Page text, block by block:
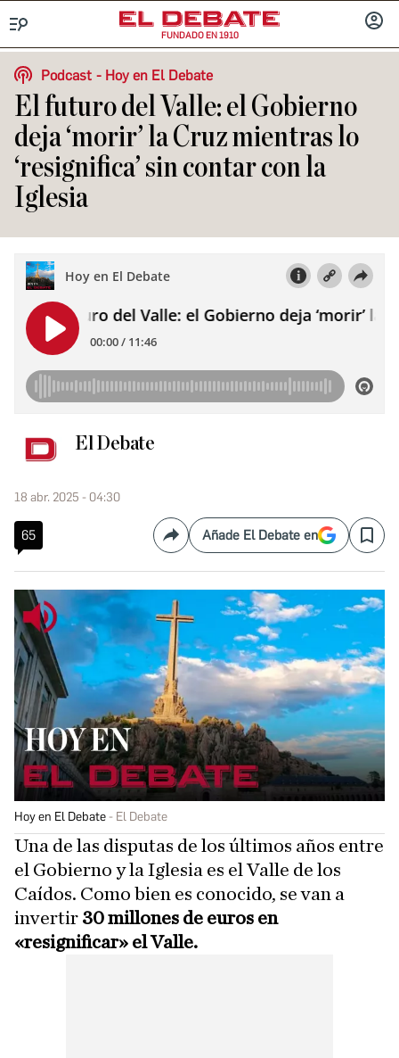
FUNDADO EN 1910
SESIÓN
Podcast
Hoy en El Debate
El futuro del Valle: el Gobierno
deja ‘morir’ la Cruz mientras lo
‘resignifica’ sin contar con la
Iglesia
El Debate
18 abr. 2025 - 04:30
65 CompartirAñade El Debate en Save
Hoy en El Debate El Debate
Una de las disputas de los últimos años entre
el Gobierno y la Iglesia es el Valle de los
Caídos. Como bien es conocido, se van a
invertir 30 millones de euros en
«resignificar» el Valle.